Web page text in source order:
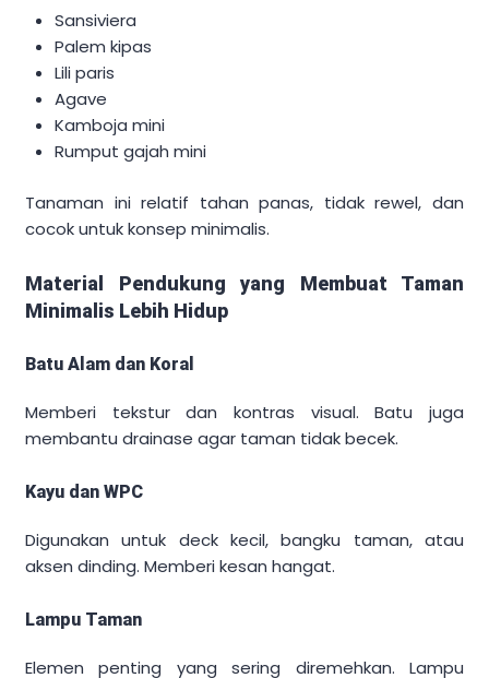
Sansiviera
Palem kipas
Lili paris
Agave
Kamboja mini
Rumput gajah mini
Tanaman ini relatif tahan panas, tidak rewel, dan
cocok untuk konsep minimalis.
Material Pendukung yang Membuat Taman
Minimalis Lebih Hidup
Batu Alam dan Koral
Memberi tekstur dan kontras visual. Batu juga
membantu drainase agar taman tidak becek.
Kayu dan WPC
Digunakan untuk deck kecil, bangku taman, atau
aksen dinding. Memberi kesan hangat.
Lampu Taman
Elemen penting yang sering diremehkan. Lampu